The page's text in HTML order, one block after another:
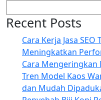
Recent Posts
Cara Kerja Jasa
Meningkatkan
Cara Mengeringkan
Tren Model Kaos
dan Mudah